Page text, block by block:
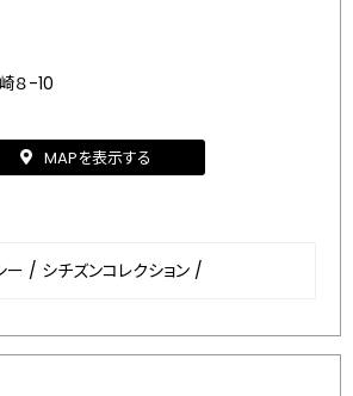
８-10
MAPを表示する
ー / シチズンコレクション /